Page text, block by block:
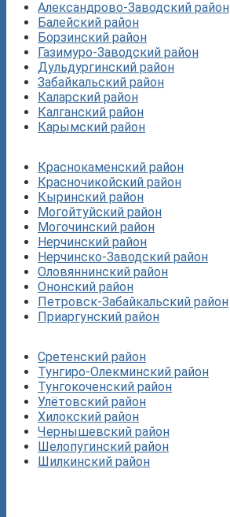
Александрово-Заводский район
Балейский район
Борзинский район
Газимуро-Заводский район
Дульдургинский район
Забайкальский район
Каларский район
Калганский район
Карымский район
Краснокаменский район
Красночикойский район
Кыринский район
Могойтуйский район
Могочинский район
Нерчинский район
Нерчинско-Заводский район
Оловяннинский район
Ононский район
Петровск-Забайкальский район
Приаргунский район
Сретенский район
Тунгиро-Олекминский район
Тунгокоченский район
Улётовский район
Хилокский район
Чернышевский район
Шелопугинский район
Шилкинский район